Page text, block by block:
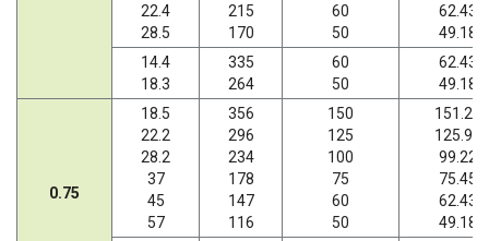
22.4
28.5
215
170
60
50
62.43
49.18
14.4
18.3
335
264
60
50
62.43
49.18
0.75
18.5
22.2
28.2
37
45
57
356
296
234
178
147
116
150
125
100
75
60
50
151.20
125.95
99.22
75.45
62.43
49.18